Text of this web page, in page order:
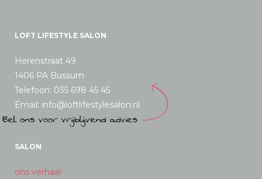
LOFT LIFESTYLE SALON
Herenstraat 49
1406 PA Bussum
Telefoon: 035 698 45 45
Email: info@loftlifestylesalon.nl
SALON
ons verhaal